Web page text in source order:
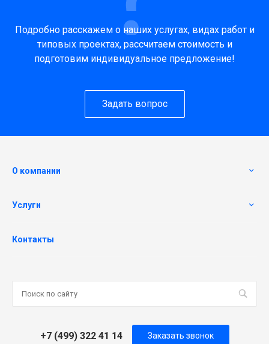
Подробно расскажем о наших услугах, видах работ и
типовых проектах, рассчитаем стоимость и
подготовим индивидуальное предложение!
Задать вопрос
О компании
Услуги
Контакты
+7 (499) 322 41 14 Заказать звонок